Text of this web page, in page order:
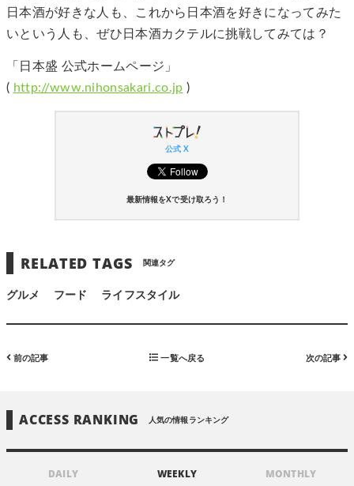
日本酒が好きな人も、これから日本酒を好きになってみた
いという人も、ぜひ日本酒カクテルに挑戦してみては？
「日本盛 公式ホームページ」
( http://www.nihonsakari.co.jp )
公式 X
最新情報をXで受け取ろう！
RELATED TAGS 関連タグ
グルメ フード ライフスタイル
前の記事 一覧へ戻る 次の記事
ACCESS RANKING 人気の情報ランキング
DAILY WEEKLY MONTHLY